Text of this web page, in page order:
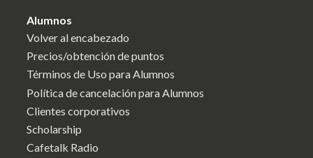
Alumnos
Volver al encabezado
Precios/obtención de puntos
Términos de Uso para Alumnos
Política de cancelación para Alumnos
Clientes corporativos
Scholarship
Cafetalk Radio